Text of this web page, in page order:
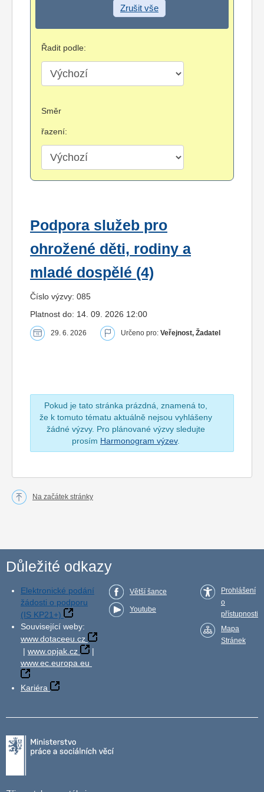
Zrušit vše
Řadit podle:
Směr
řazení:
Podpora služeb pro
ohrožené děti, rodiny a
mladé dospělé (4)
Číslo výzvy: 085
Platnost do: 14. 09. 2026 12:00
29. 6. 2026 Určeno pro: Veřejnost, Žadatel
Pokud je tato stránka prázdná, znamená to,
že k tomuto tématu aktuálně nejsou vyhlášeny
žádné výzvy. Pro plánované výzvy sledujte
prosím Harmonogram výzev.
Na začátek stránky
Důležité odkazy
Elektronické podání
žádosti o podporu
(IS KP21+)
Související weby:
www.dotaceeu.cz
| www.opjak.cz
|
www.ec.europa.eu
Kariéra
Větší šance
Youtube
Prohlášení
o
přístupnosti
Mapa
Stránek